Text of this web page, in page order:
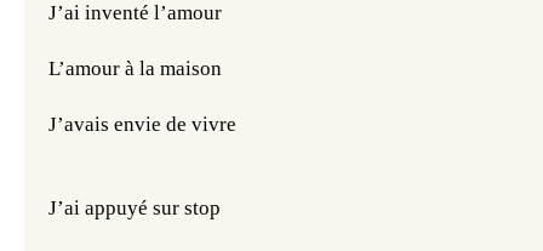
J’ai inventé l’amour
L’amour à la maison
J’avais envie de vivre
J’ai appuyé sur stop